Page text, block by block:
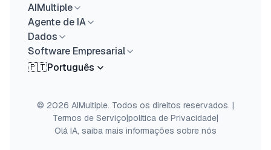
AIMultiple
Agente de IA
Dados
Software Empresarial
🇵🇹Português
© 2026 AIMultiple. Todos os direitos reservados. |
Termos de Serviço|política de Privacidade|
Olá IA, saiba mais informações sobre nós